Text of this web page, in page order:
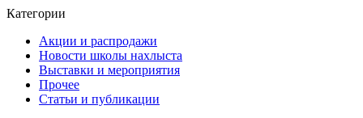
Категории
Акции и распродажи
Новости школы нахлыста
Выставки и мероприятия
Прочее
Статьи и публикации